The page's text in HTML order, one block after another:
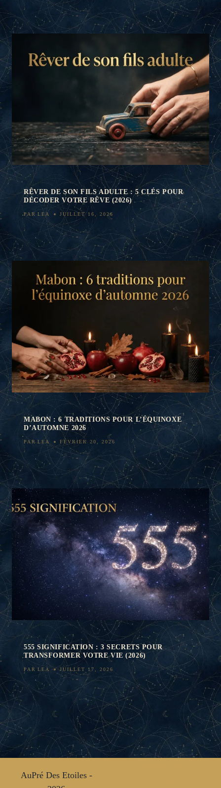
RÊVER DE SON FILS ADULTE : 5 CLÉS POUR
DÉCODER VOTRE RÊVE (2026)
PAR LEA JUILLET 16, 2026
MABON : 6 TRADITIONS POUR L’ÉQUINOXE
D’AUTOMNE 2026
PAR LEA FÉVRIER 20, 2026
555 SIGNIFICATION : 3 SECRETS POUR
TRANSFORMER VOTRE VIE (2026)
PAR LEA JUILLET 17, 2026
AuPré Des Etoiles -